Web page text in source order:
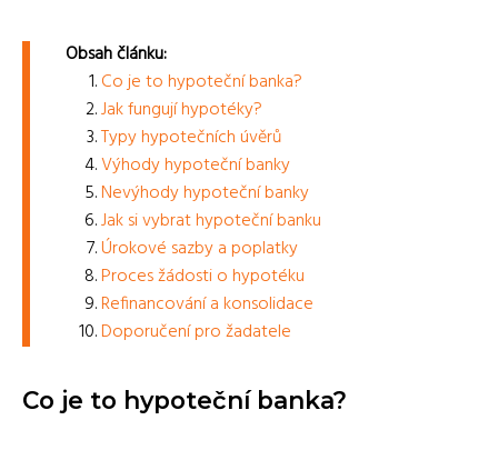
Obsah článku:
Co je to hypoteční banka?
Jak fungují hypotéky?
Typy hypotečních úvěrů
Výhody hypoteční banky
Nevýhody hypoteční banky
Jak si vybrat hypoteční banku
Úrokové sazby a poplatky
Proces žádosti o hypotéku
Refinancování a konsolidace
Doporučení pro žadatele
Co je to hypoteční banka?